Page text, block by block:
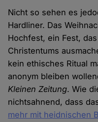
Nicht so sehen es
Hardliner. Das
Hochfest, ein Fest,
Christentums
kein ethisches Ritual
anonym bleiben
Kleinen Zeitung. Wie
nichtsahnend, dass
mehr mit heidnischen